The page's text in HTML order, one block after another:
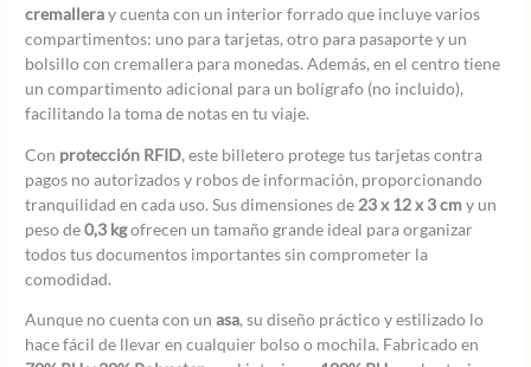
cremalleray cuenta con un interior forrado que incluye varios
compartimentos: uno para tarjetas, otro para pasaporte y un
bolsillo con cremallera para monedas. Además, en el centro tiene
un compartimento adicional para un bolígrafo (no incluido),
facilitando la toma de notas en tu viaje.
Con protección RFID, este billetero protege tus tarjetas contra
pagos no autorizados y robos de información, proporcionando
tranquilidad en cada uso. Sus dimensiones de 23 x 12 x 3 cmy un
peso de0,3 kgofrecen un tamaño grande ideal para organizar
todos tus documentos importantes sin comprometer la
comodidad.
Aunque no cuenta con unasa, su diseño práctico y estilizado lo
hace fácil de llevar en cualquier bolso o mochila. Fabricado en